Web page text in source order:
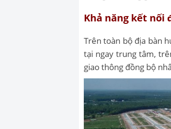
Khả năng kết nối
Trên toàn bộ địa bàn
tại ngay trung tâm,
giao thông đồng bộ